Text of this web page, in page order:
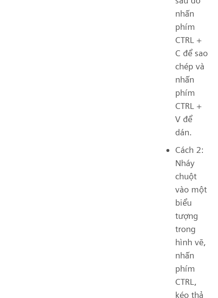
nhấn
phím
CTRL +
C để sao
chép và
nhấn
phím
CTRL +
V để
dán.
Cách 2:
Nháy
chuột
vào một
biểu
tượng
trong
hình vẽ,
nhấn
phím
CTRL,
kéo thả